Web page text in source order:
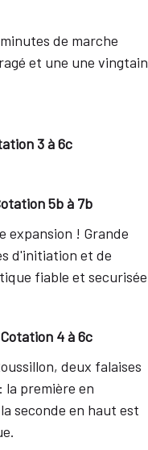
de marche
et une une
3 à 6c
5b à 7b
expansion ! Grande
d'initiation et de
fiable et
4 à 6c
deux falaises
la première en
seconde en haut est